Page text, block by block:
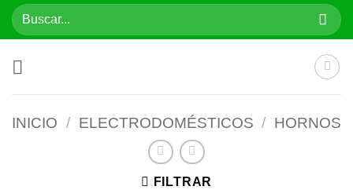
SaltarBuscar
por:
INICIO / ELECTRODOMÉSTICOS / HORNOS
FILTRAR